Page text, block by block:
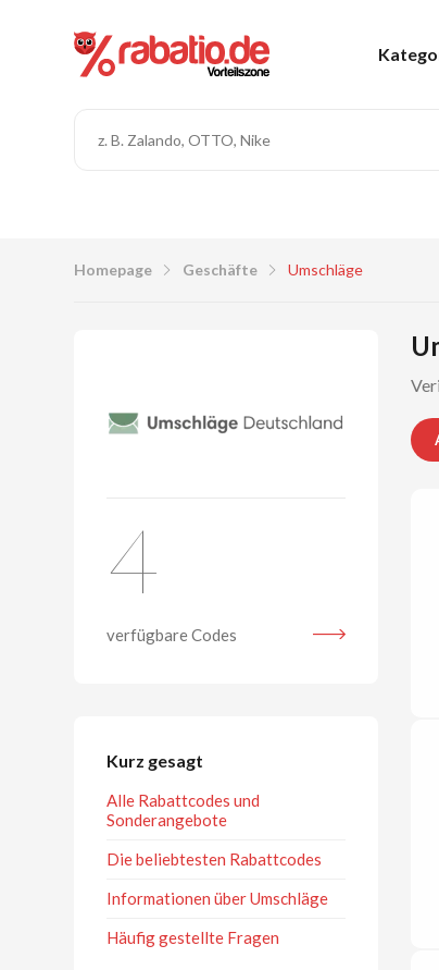
Homepage Geschäfte Umschläge
4
verfügbare Codes
Kurz gesagt
Alle Rabattcodes und
Sonderangebote
Die beliebtesten Rabattcodes
Informationen über Umschläge
Häufig gestellte Fragen